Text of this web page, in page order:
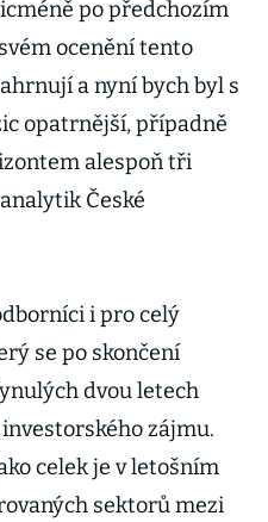
po předchozím
ocenění tento
a nyní bych byl s
opatrnější, případně
alespoň tři
České
i pro celý
se po skončení
dvou letech
zájmu.
celek je v letošním
sektorů mezi